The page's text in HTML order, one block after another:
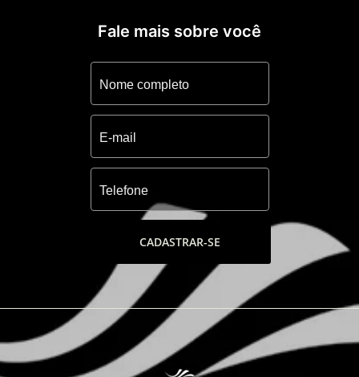
amplo Roftoop com 436,34m² de lazer
• Espaço zen
• Academia
• Salão de festas
• Brinquedoteca
• Lavabos
Hall mobiliado e decorado, zeladoria
permanente, portão e porteiro eletrônico.
Localização próximo de tudo, mercados,
farmácias, shoppings, restaurantes, posto de
gasolina e a três quadras do mar.
Fale mais sobre você
CADASTRAR-SE